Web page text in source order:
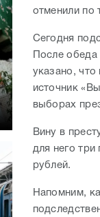
отменили по
Сегодня
После обеда
указано,
источник
выборах
Вину в
для него
рублей.
Напомним,